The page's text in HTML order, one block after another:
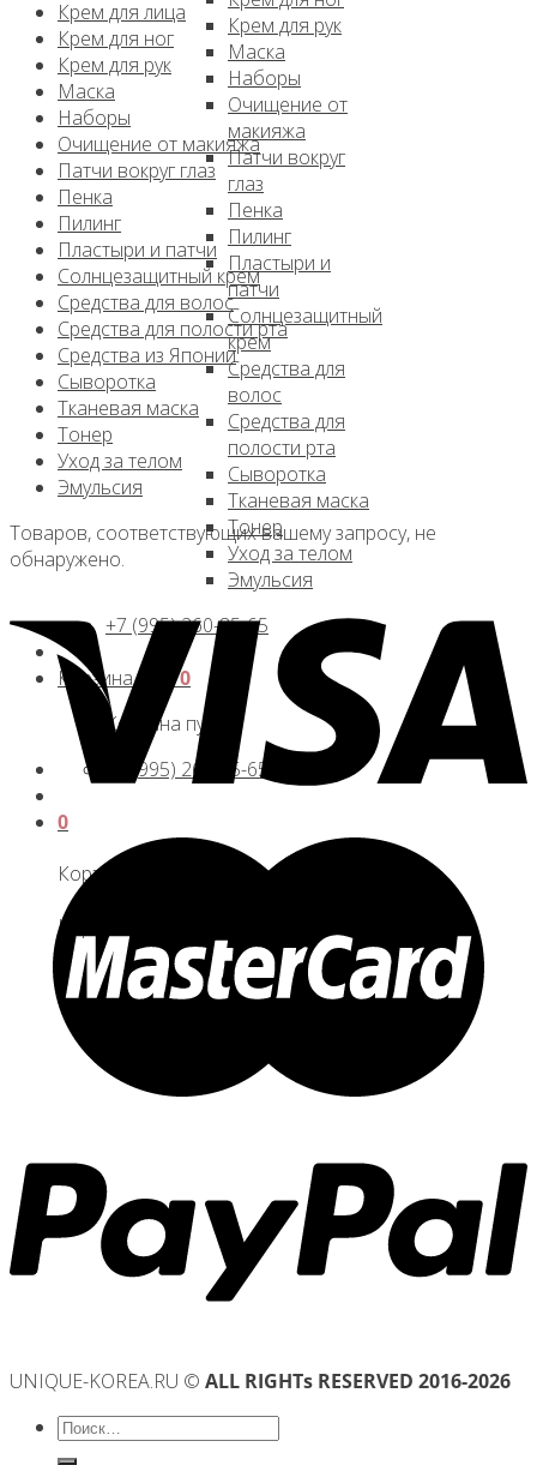
Крем для рук
Маска
Наборы
Очищение от
макияжа
Патчи вокруг
глаз
Пенка
Пилинг
Пластыри и
патчи
Солнцезащитный
крем
Средства для
волос
Средства для
полости рта
Сыворотка
Тканевая маска
Тонер
Уход за телом
Эмульсия
+7 (995) 260-85-65
Корзина /
0
Корзина пуста.
+7 (995) 260-85-65
0
Корзина
Корзина пуста.
Крем для лица
Крем для ног
Крем для рук
Маска
Наборы
Очищение от макияжа
Патчи вокруг глаз
Пенка
Пилинг
Пластыри и патчи
Солнцезащитный крем
Средства для волос
Средства для полости рта
Средства из Японии
Сыворотка
Тканевая маска
Тонер
Уход за телом
Эмульсия
Товаров, соответствующих вашему запросу, не
обнаружено.
UNIQUE-KOREA.RU © ALL RIGHTs RESERVED 2016-2026
Искать: